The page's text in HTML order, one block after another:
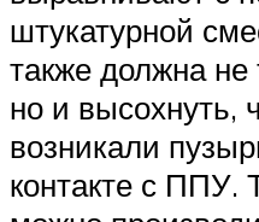
штукатурной
также должна не
но и высохнуть,
возникали
контакте с ППУ.